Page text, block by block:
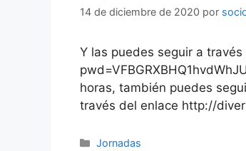
14 de diciembre de 2020 por
Y las puedes seguir a
horas, también puedes
través del enlace http://
Categorías
Jornadas